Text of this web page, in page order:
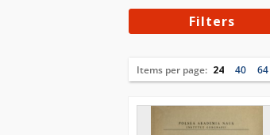
Filters
Items per page: 24 40 64